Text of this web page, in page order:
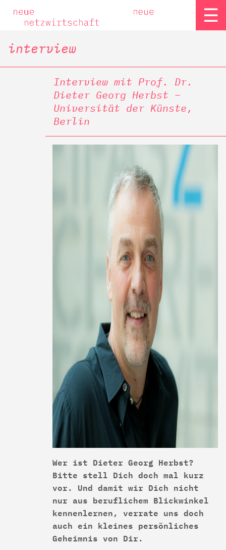
☰
interview
Interview mit Prof. Dr.
Dieter Georg Herbst –
Universität der Künste,
Berlin
Wer ist Dieter Georg Herbst?
Bitte stell Dich doch mal kurz
vor. Und damit wir Dich nicht
nur aus beruflichem Blickwinkel
kennenlernen, verrate uns doch
auch ein kleines persönliches
Geheimnis von Dir.